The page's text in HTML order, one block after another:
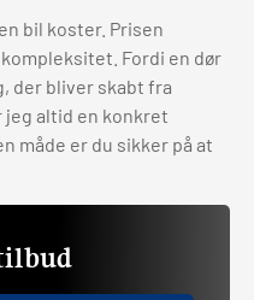
bil koster. Prisen
Fordi en dør
der bliver skabt fra
altid en konkret
måde er du sikker på at